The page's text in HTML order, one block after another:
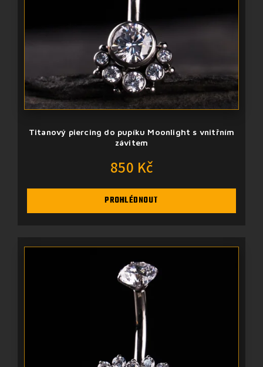
Titanový piercing do pupíku Moonlight s vnitřním
závitem
850 Kč
PROHLÉDNOUT